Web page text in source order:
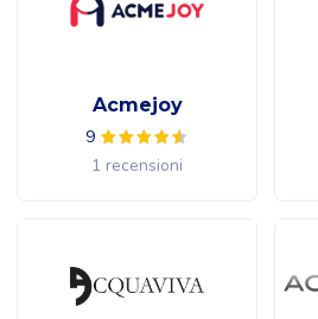
Acmejoy
9
1 recensioni